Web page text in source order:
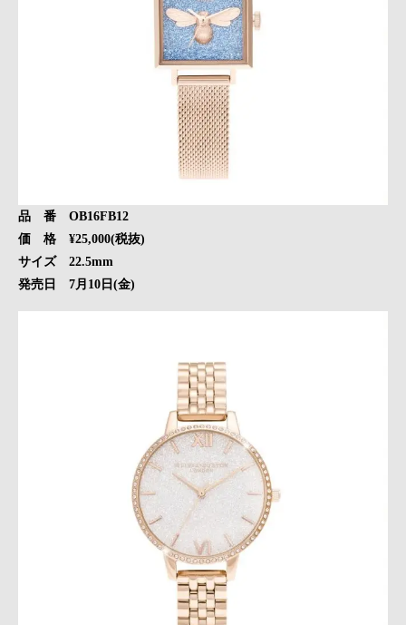
品 番 OB16FB12
価 格 ¥25,000(税抜)
サイズ 22.5mm
発売日 7月10日(金)